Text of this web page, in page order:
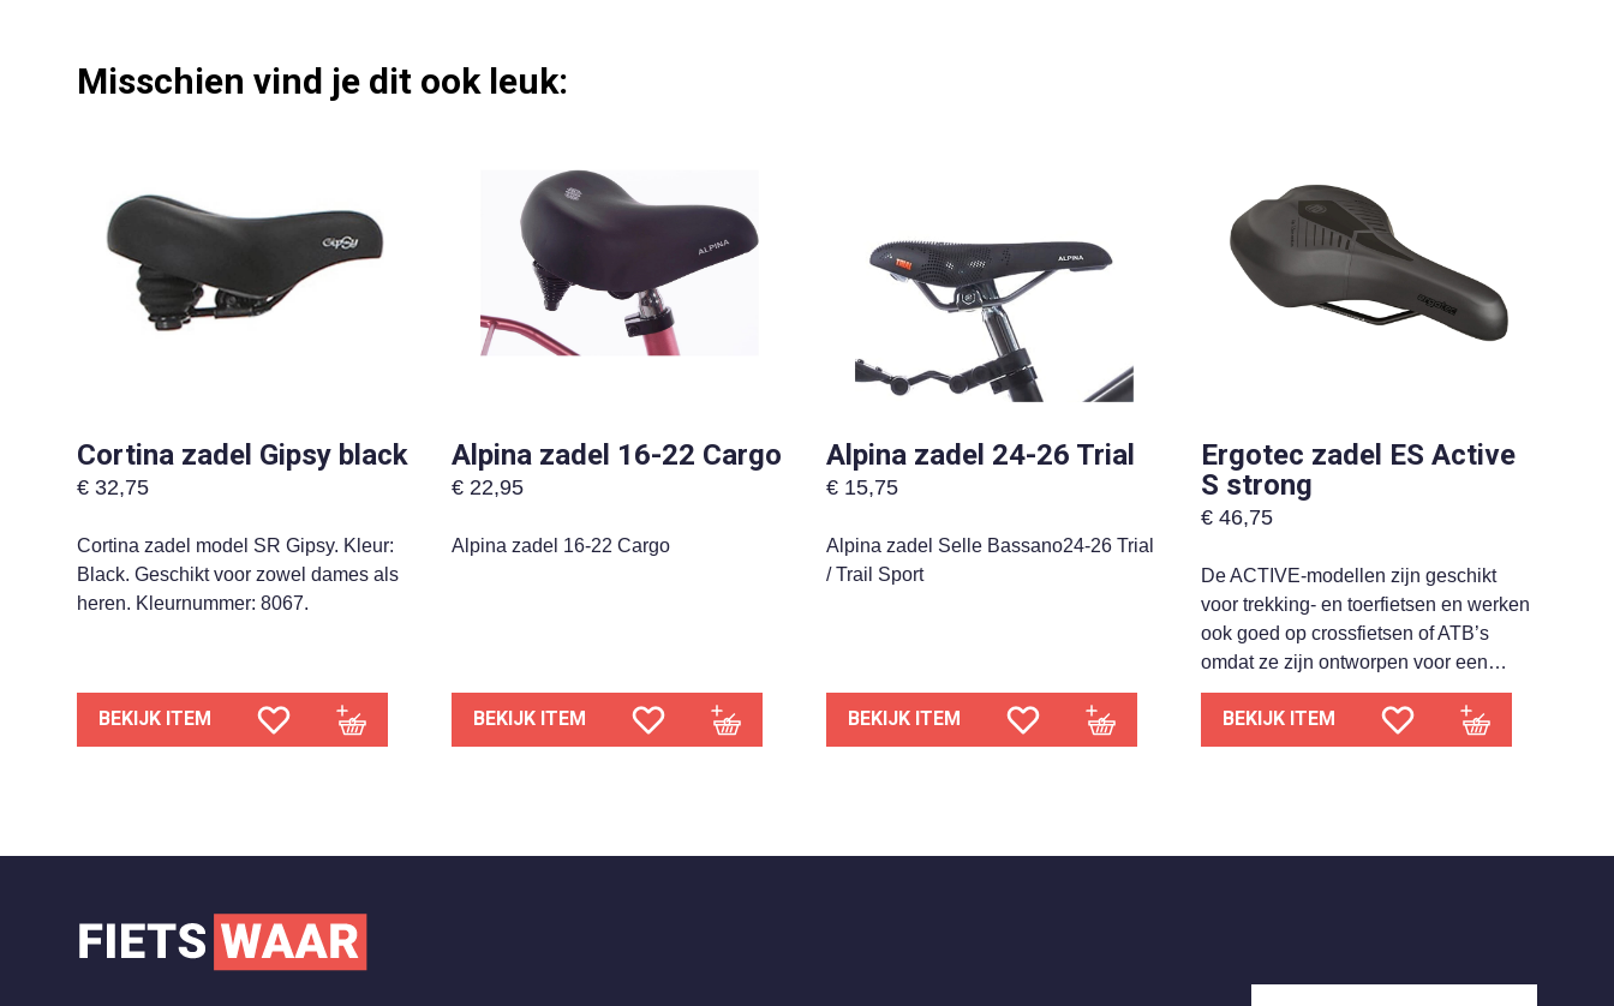
Misschien vind je dit ook leuk:
Cortina zadel Gipsy black
€ 32,75
Cortina zadel model SR Gipsy. Kleur:
Black. Geschikt voor zowel dames als
heren. Kleurnummer: 8067.
BEKIJK ITEM
Alpina zadel 16-22 Cargo
€ 22,95
Alpina zadel 16-22 Cargo
BEKIJK ITEM
Alpina zadel 24-26 Trial
€ 15,75
Alpina zadel Selle Bassano24-26 Trial
/ Trail Sport
BEKIJK ITEM
Ergotec zadel ES Active
S strong
€ 46,75
De ACTIVE-modellen zijn geschikt
voor trekking- en toerfietsen en werken
ook goed op crossfietsen of ATB’s
omdat ze zijn ontworpen voor een…
BEKIJK ITEM